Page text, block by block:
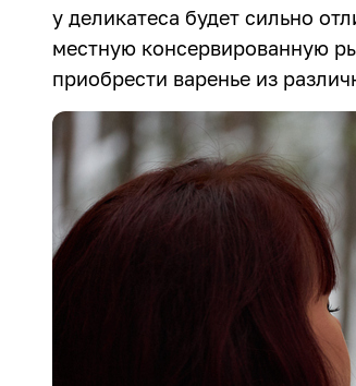
у деликатеса будет сильно
местную консервированную
приобрести варенье из